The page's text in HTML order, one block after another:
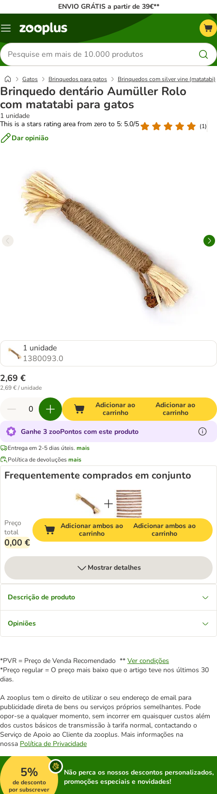
ENVIO GRÁTIS a partir de 39€**
Menu
Pesquisar
produtos
Gatos Brinquedos para gatos Brinquedos com silver vine (matatabi)
Brinquedo dentário Aumüller Rolo
com matatabi para gatos
1 unidade
This is a stars rating area from zero to 5: 5.0/5
(1)
Dar opinião
1 unidade
1380093.0
2,69 €
2,69 € / unidade
Adicionar ao
carrinho
Adicionar ao
carrinho
Ganhe 3 zooPontos com este produto
Entrega em 2-5 dias úteis. mais
Política de devoluçõesmais
Frequentemente comprados em conjunto
Preço
total
0,00 €
Adicionar ambos ao
carrinho
Adicionar ambos ao
carrinho
Mostrar detalhes
Descrição de produto
Opiniões
*PVR = Preço de Venda Recomendado ** Ver condições
*Preço regular = O preço mais baixo que o artigo teve nos últimos 30
dias.
A zooplus tem o direito de utilizar o seu endereço de email para
publicidade direta de bens ou serviços próprios semelhantes. Pode
opor-se a qualquer momento, sem incorrer em quaisquer custos além
dos custos básicos de transmissão à tarifa normal, contactando o
Serviço de Apoio ao Cliente da zooplus. Mais informações na
nossa Política de Privacidade
5%
de desconto
por subscrever
Não perca os nossos descontos personalizados,
promoções especiais e novidades!